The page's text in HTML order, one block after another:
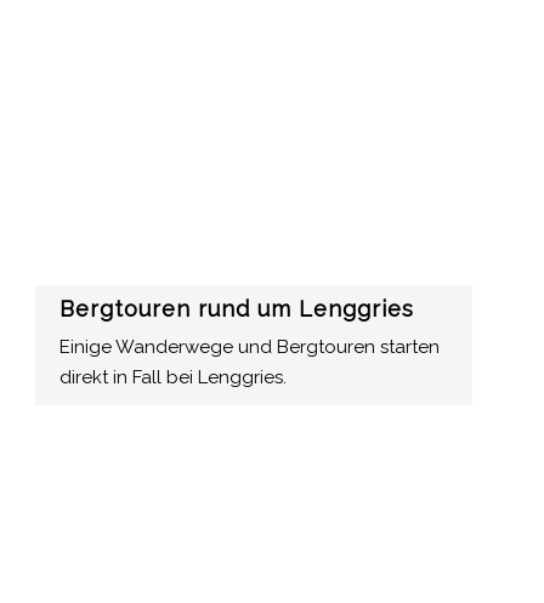
Bergtouren rund um Lenggries
Einige Wanderwege und Bergtouren starten
direkt in Fall bei Lenggries.